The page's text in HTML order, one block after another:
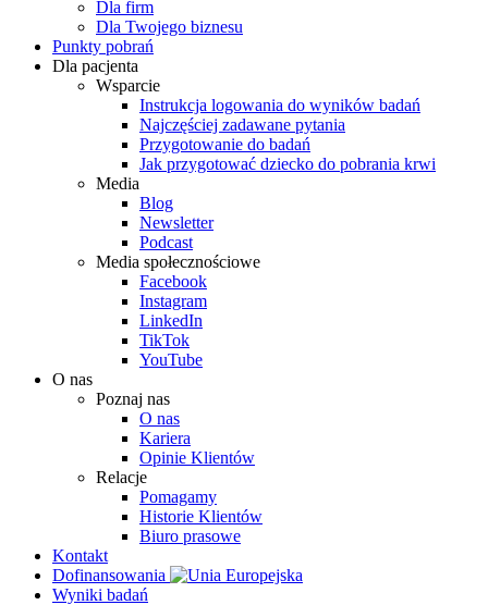
Dla firm
Dla Twojego biznesu
Punkty pobrań
Dla pacjenta
Wsparcie
Instrukcja logowania do wyników badań
Najczęściej zadawane pytania
Przygotowanie do badań
Jak przygotować dziecko do pobrania krwi
Media
Blog
Newsletter
Podcast
Media społecznościowe
Facebook
Instagram
LinkedIn
TikTok
YouTube
O nas
Poznaj nas
O nas
Kariera
Opinie Klientów
Relacje
Pomagamy
Historie Klientów
Biuro prasowe
Kontakt
Dofinansowania
Wyniki badań